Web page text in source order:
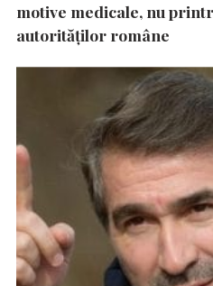
motive medicale, nu
autorităţilor române